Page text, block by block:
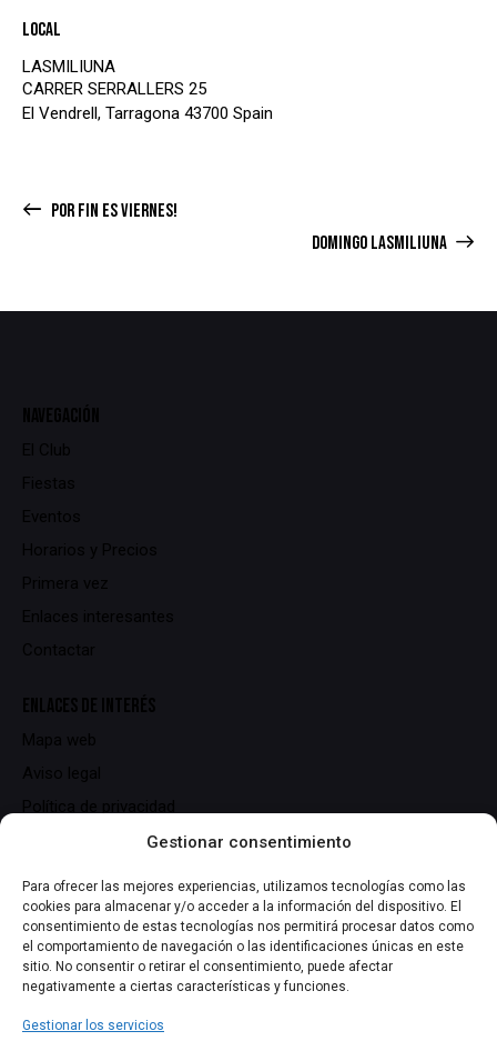
Gestionar consentimiento
Para ofrecer las mejores experiencias, utilizamos tecnologías como las
cookies para almacenar y/o acceder a la información del dispositivo. El
consentimiento de estas tecnologías nos permitirá procesar datos como
el comportamiento de navegación o las identificaciones únicas en este
sitio. No consentir o retirar el consentimiento, puede afectar
negativamente a ciertas características y funciones.
Gestionar los servicios
Local
LASMILIUNA
CARRER SERRALLERS 25
El Vendrell, Tarragona 43700 Spain
POR FIN ES VIERNES!
DOMINGO LASMILIUNA
NAVEGACIÓN
El Club
Fiestas
Eventos
Horarios y Precios
Primera vez
Enlaces interesantes
Contactar
ENLACES DE INTERÉS
Mapa web
Aviso legal
Política de privacidad
Política de cookies
DATOS DE CONTACTO
C/ Serrallers, 25,
43700 El Vendrell (Tarragona)
info@lasmiliuna.com
+34 691 344 163